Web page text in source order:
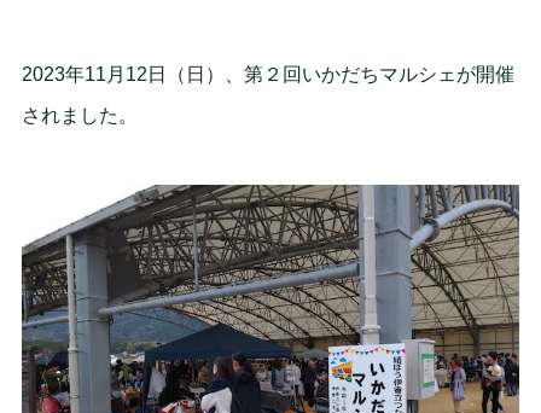
2023年11月12日（日）、第２回いかだちマルシェが開催
されました。